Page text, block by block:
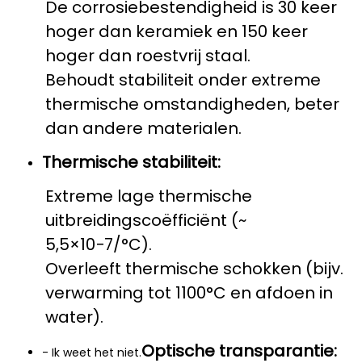
De corrosiebestendigheid is 30 keer
hoger dan keramiek en 150 keer
hoger dan roestvrij staal.
Behoudt stabiliteit onder extreme
thermische omstandigheden, beter
dan andere materialen.
Thermische stabiliteit:
Extreme lage thermische
uitbreidingscoëfficiënt (~
5,5×10−7/°C).
Overleeft thermische schokken (bijv.
verwarming tot 1100°C en afdoen in
water).
- Ik weet het niet.Optische transparantie: